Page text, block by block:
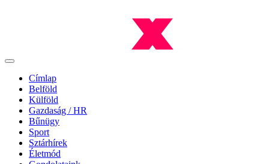
Címlap
Belföld
Külföld
Gazdaság / HR
Bűnügy
Sport
Sztárhírek
Életmód